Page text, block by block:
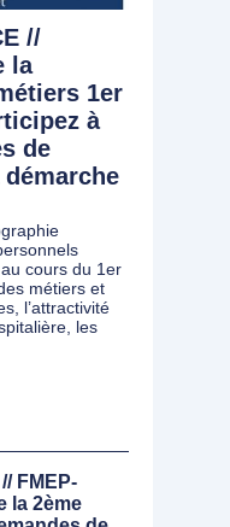
//
la
1er
à
de
cours du 1er
métiers et
l’attractivité
les
FMEP-
la 2ème